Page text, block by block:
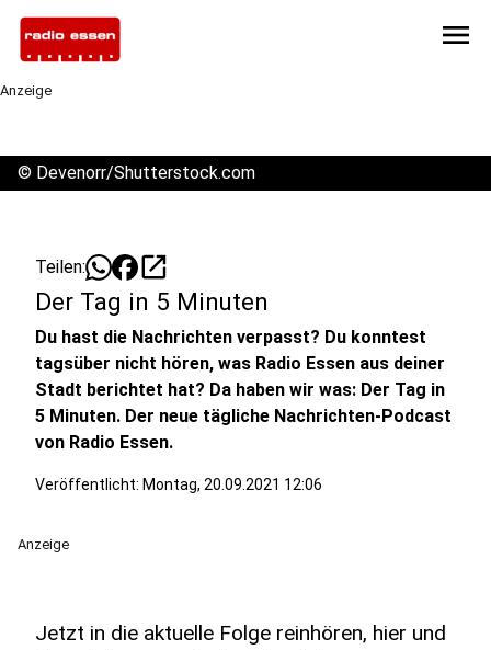
menu
Anzeige
© Devenorr/Shutterstock.com
Teilen: open_in_new
Der Tag in 5 Minuten
Du hast die Nachrichten verpasst? Du konntest
tagsüber nicht hören, was Radio Essen aus deiner
Stadt berichtet hat? Da haben wir was: Der Tag in
5 Minuten. Der neue tägliche Nachrichten-Podcast
von Radio Essen.
Veröffentlicht: Montag, 20.09.2021 12:06
Anzeige
Jetzt in die aktuelle Folge reinhören, hier und